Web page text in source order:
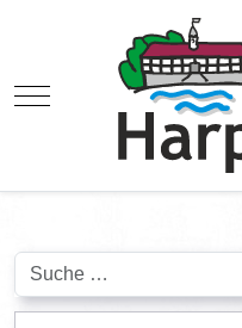
Mobile Menu Toggle
Suchen